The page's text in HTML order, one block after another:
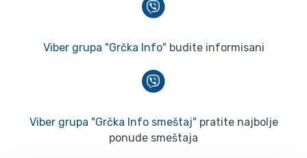
Viber grupa "Grčka Info" budite informisani
Viber grupa "Grčka Info smeštaj" pratite najbolje
ponude smeštaja